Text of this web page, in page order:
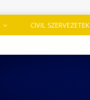
CIVIL SZERVEZETEK